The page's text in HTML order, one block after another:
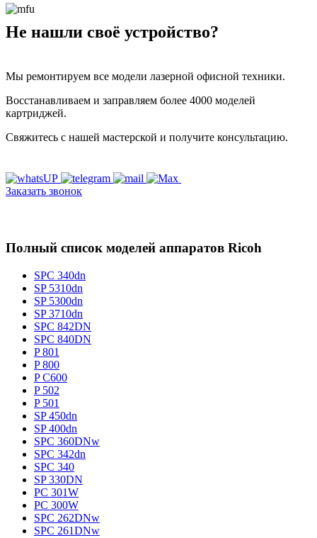
Не нашли своё устройство?
Мы ремонтируем все модели лазерной офисной техники.
Восстанавливаем и заправляем более 4000 моделей
картриджей.
Свяжитесь с нашей мастерской и получите консультацию.
Заказать звонок
Полный список моделей аппаратов Ricoh
SPC 340dn
SP 5310dn
SP 5300dn
SP 3710dn
SPC 842DN
SPC 840DN
P 801
P 800
P C600
P 502
P 501
SP 450dn
SP 400dn
SPC 360DNw
SPC 342dn
SPC 340
SP 330DN
PC 301W
PC 300W
SPC 262DNw
SPC 261DNw